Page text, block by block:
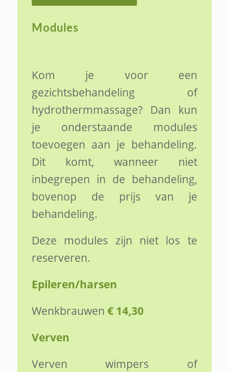
Modules
Kom je voor een
gezichtsbehandeling of
hydrothermmassage? Dan kun
je onderstaande modules
toevoegen aan je behandeling.
Dit komt, wanneer niet
inbegrepen in de behandeling,
bovenop de prijs van je
behandeling.
Deze modules zijn niet los te
reserveren.
Epileren/harsen
Wenkbrauwen€ 14,30
Verven
Verven wimpers of